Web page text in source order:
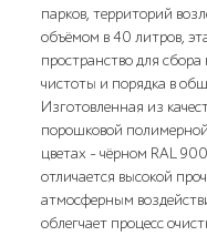
парков, территорий
объёмом в 40 литров,
пространство для
чистоты и порядка в
Изготовленная из
порошковой
цветах – чёрном RAL
отличается высокой
атмосферным
облегчает процесс